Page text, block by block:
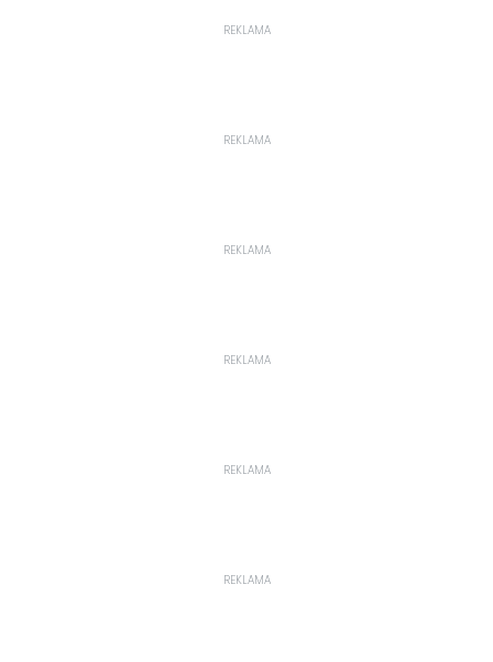
REKLAMA
REKLAMA
REKLAMA
REKLAMA
REKLAMA
REKLAMA